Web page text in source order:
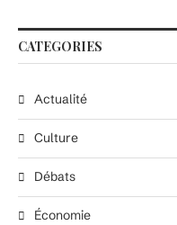
CATEGORIES
Actualité
Culture
Débats
Économie